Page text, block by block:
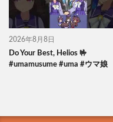
2026年8月8日
Do Your Best, Helios 🤟
#umamusume #uma #ウマ娘